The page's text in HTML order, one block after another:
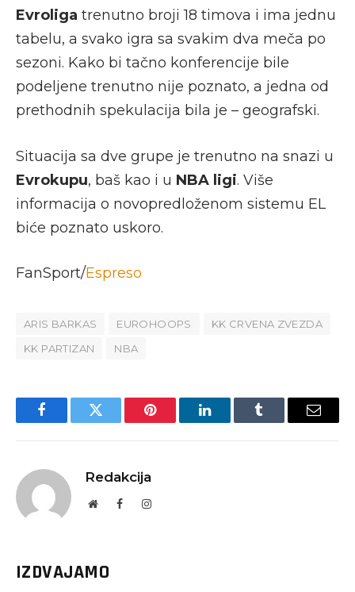
Evroliga trenutno broji 18 timova i ima jednu
tabelu, a svako igra sa svakim dva meča po
sezoni. Kako bi tačno konferencije bile
podeljene trenutno nije poznato, a jedna od
prethodnih spekulacija bila je – geografski.
Situacija sa dve grupe je trenutno na snazi u
Evrokupu, baš kao i u NBA ligi. Više
informacija o novopredloženom sistemu EL
biće poznato uskoro.
FanSport/Espreso
ARIS BARKAS EUROHOOPS
KK CRVENA ZVEZDA
KK PARTIZAN
NBA
FacebookTwitter Pinterest LinkedInTumblr Email
Redakcija
WebsiteFacebookInstagram
IZDVAJAMO